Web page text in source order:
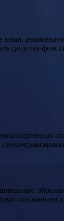
вещи,
основанием